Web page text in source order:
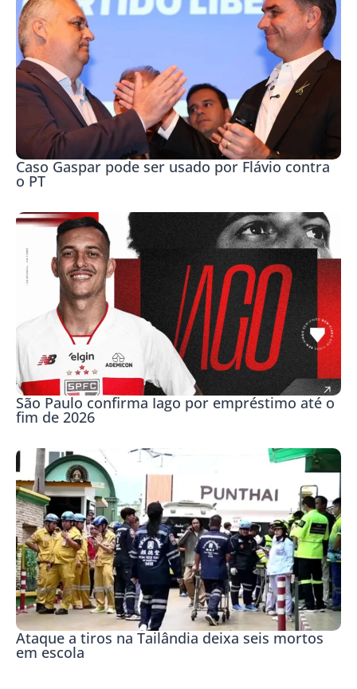
Caso Gaspar pode ser usado por Flávio contra
o PT
São Paulo confirma Iago por empréstimo até o
fim de 2026
Ataque a tiros na Tailândia deixa seis mortos
em escola